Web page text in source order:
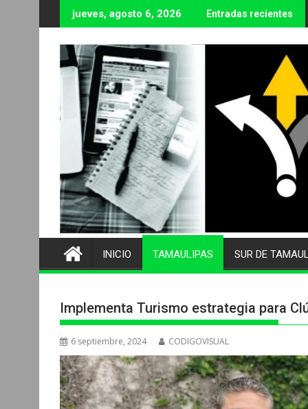
al
contenido
jueves, agosto 6, 2026 Entradas recientes
INICIO TAMAULIPAS SUR DE
Implementa Turismo estrategia para
6 septiembre, 2024 CODIGOVISUAL